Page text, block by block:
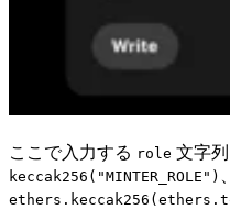
ここで入力する role 文字
keccak256("MINTER_ROLE")